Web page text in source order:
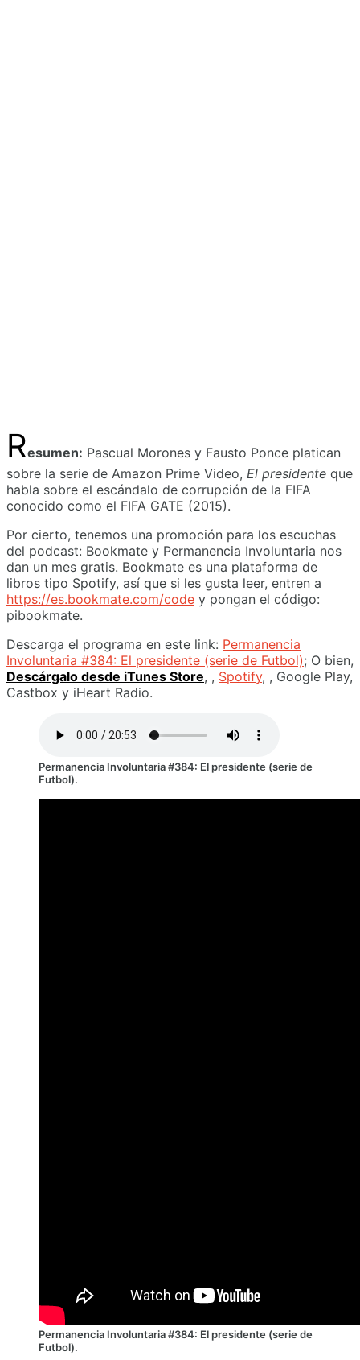
Resumen: Pascual Morones y Fausto Ponce platican
sobre la serie de Amazon Prime Video, El presidente que
habla sobre el escándalo de corrupción de la FIFA
conocido como el FIFA GATE (2015).
Por cierto, tenemos una promoción para los escuchas
del podcast: Bookmate y Permanencia Involuntaria nos
dan un mes gratis. Bookmate es una plataforma de
libros tipo Spotify, así que si les gusta leer, entren a
https://es.bookmate.com/code y pongan el código:
pibookmate.
Descarga el programa en este link: Permanencia
Involuntaria #384: El presidente (serie de Futbol); O bien,
Descárgalo desde iTunes Store, , Spotify, , Google Play,
Castbox y iHeart Radio.
Permanencia Involuntaria #384: El presidente (serie de
Futbol).
Permanencia Involuntaria #384: El presidente (serie de
Futbol).